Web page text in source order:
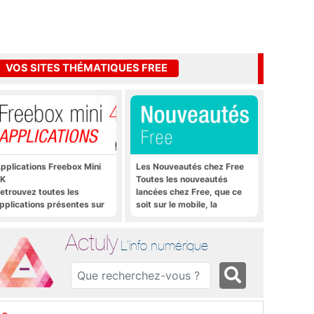
VOS SITES THÉMATIQUES FREE
Freebox Mini
toutes les
présentes sur
Les Nouveautés chez Free
Toutes les nouveautés
lancées chez Free, que ce
soit sur le mobile, la
Actuly L'info numérique